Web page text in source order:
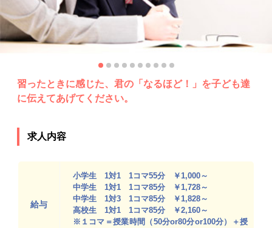
習ったときに感じた、君の「なるほど！」を子ども達
に伝えてあげてください。
求人内容
給与
小学生 1対1 1コマ55分 ￥1,000～
中学生 1対1 1コマ85分 ￥1,728～
中学生 1対3 1コマ85分 ￥1,828～
高校生 1対1 1コマ85分 ￥2,160～
※１コマ＝授業時間（50分or80分or100分）＋授